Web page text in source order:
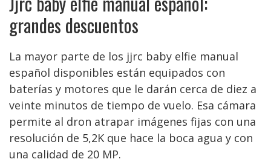
grandes descuentos
La mayor parte de los jjrc baby elfie manual
español disponibles están equipados con
baterías y motores que le darán cerca de diez a
veinte minutos de tiempo de vuelo. Esa cámara
permite al dron atrapar imágenes fijas con una
resolución de 5,2K que hace la boca agua y con
una calidad de 20 MP.